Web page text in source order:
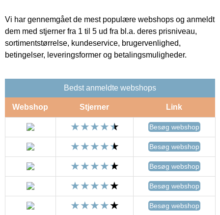
Vi har gennemgået de mest populære webshops og anmeldt
dem med stjerner fra 1 til 5 ud fra bl.a. deres prisniveau,
sortimentstørrelse, kundeservice, brugervenlighed,
betingelser, leveringsformer og betalingsmuligheder.
Bedst anmeldte webshops
Webshop Stjerner Link
Besøg webshop
Besøg webshop
Besøg webshop
Besøg webshop
Besøg webshop